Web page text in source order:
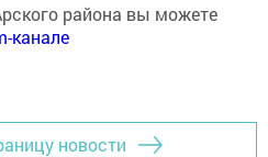
района вы можете
канале
новости